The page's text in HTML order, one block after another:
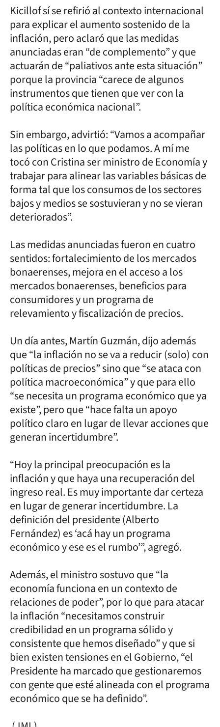
Kicillof sí se refirió al contexto internacional
para explicar el aumento sostenido de la
inflación, pero aclaró que las medidas
anunciadas eran “de complemento” y que
actuarán de “paliativos ante esta situación”
porque la provincia “carece de algunos
instrumentos que tienen que ver con la
política económica nacional”.
Sin embargo, advirtió: “Vamos a acompañar
las políticas en lo que podamos. A mí me
tocó con Cristina ser ministro de Economía y
trabajar para alinear las variables básicas de
forma tal que los consumos de los sectores
bajos y medios se sostuvieran y no se vieran
deteriorados”.
Las medidas anunciadas fueron en cuatro
sentidos: fortalecimiento de los mercados
bonaerenses, mejora en el acceso a los
mercados bonaerenses, beneficios para
consumidores y un programa de
relevamiento y fiscalización de precios.
Un día antes, Martín Guzmán, dijo además
que “la inflación no se va a reducir (solo) con
políticas de precios” sino que “se ataca con
política macroeconómica” y que para ello
“se necesita un programa económico que ya
existe”, pero que “hace falta un apoyo
político claro en lugar de llevar acciones que
generan incertidumbre”.
“Hoy la principal preocupación es la
inflación y que haya una recuperación del
ingreso real. Es muy importante dar certeza
en lugar de generar incertidumbre. La
definición del presidente (Alberto
Fernández) es ‘acá hay un programa
económico y ese es el rumbo’”, agregó.
Además, el ministro sostuvo que “la
economía funciona en un contexto de
relaciones de poder”, por lo que para atacar
la inflación “necesitamos construir
credibilidad en un programa sólido y
consistente que hemos diseñado” y que si
bien existen tensiones en el Gobierno, “el
Presidente ha marcado que gestionaremos
con gente que esté alineada con el programa
económico que se ha definido”.